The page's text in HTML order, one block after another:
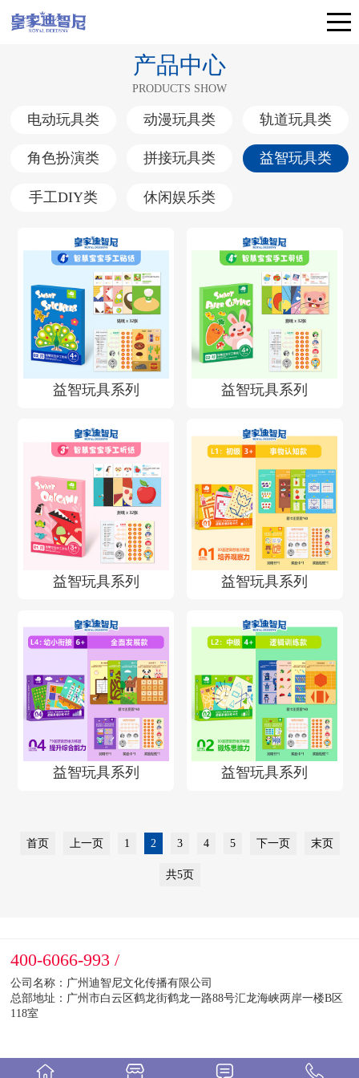
产品中心
PRODUCTS SHOW
电动玩具类 动漫玩具类 轨道玩具类
角色扮演类 拼接玩具类 益智玩具类
手工DIY类 休闲娱乐类
益智玩具系列 益智玩具系列
益智玩具系列 益智玩具系列
益智玩具系列 益智玩具系列
首页 上一页 1 2 3 4 5 下一页 末页
共5页
400-6066-993 /
公司名称：广州迪智尼文化传播有限公司
总部地址：广州市白云区鹤龙街鹤龙一路88号汇龙海峡两岸一楼B区
118室